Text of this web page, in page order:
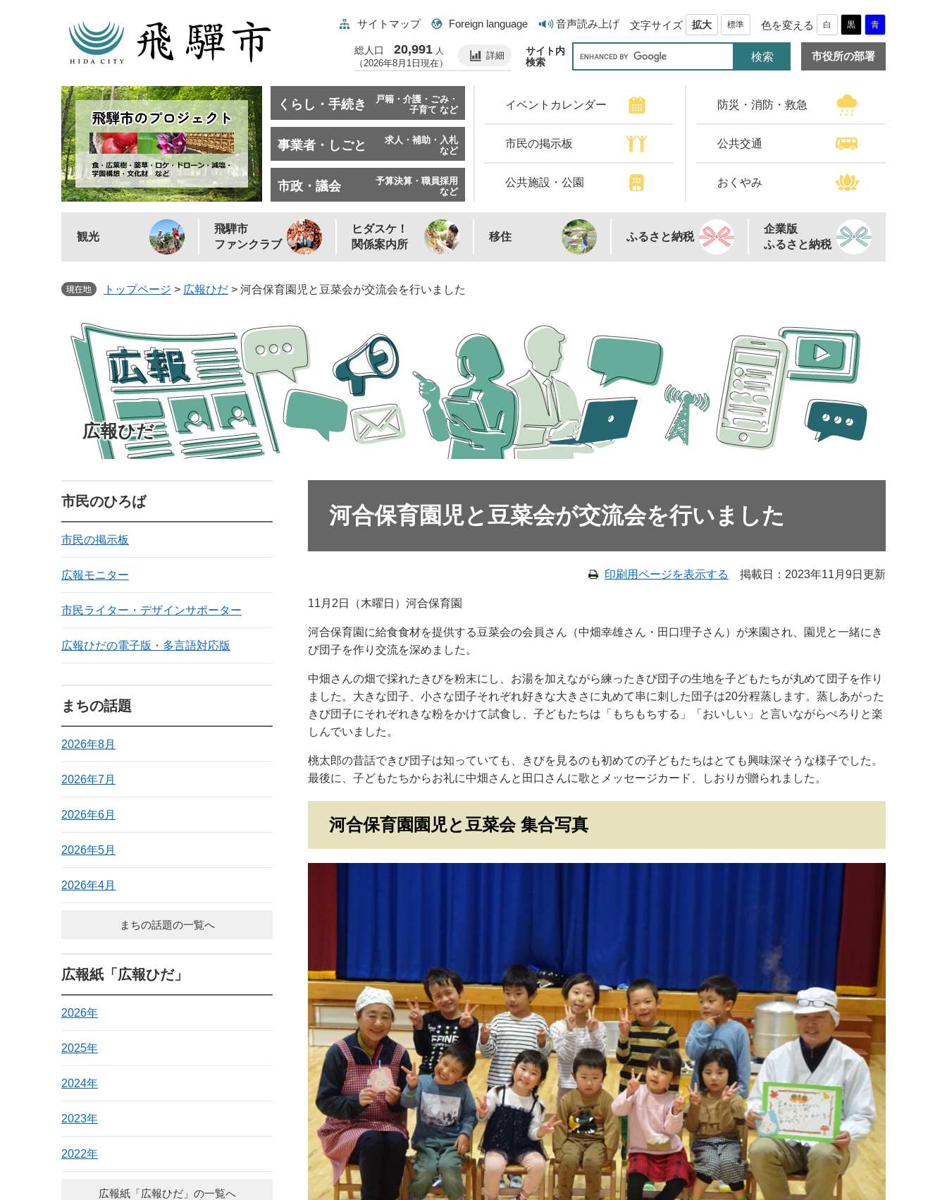
サイトマップ Foreign language 音声読み上げ 文字サイズ 拡大 標準 色を変える 白 黒 青
総人口 20,991 人
（2026年8月1日現在）
詳細
サイト内
検索
市役所の部署
くらし・手続き
戸籍・介護・ごみ・
子育て など
事業者・しごと
求人・補助・入札
など
市政・議会
予算決算・職員採用
など
イベントカレンダー 防災・消防・救急
市民の掲示板 公共交通
公共施設・公園 おくやみ
観光
飛騨市
ファンクラブ
ヒダスケ！
関係案内所
移住 ふるさと納税
企業版
ふるさと納税
トップページ > 広報ひだ > 河合保育園児と豆菜会が交流会を行いました
広報ひだ
市民のひろば
市民の掲示板
広報モニター
市民ライター・デザインサポーター
広報ひだの電子版・多言語対応版
まちの話題
2026年8月
2026年7月
2026年6月
2026年5月
2026年4月
まちの話題の一覧へ
広報紙「広報ひだ」
2026年
2025年
2024年
2023年
2022年
広報紙「広報ひだ」の一覧へ
河合保育園児と豆菜会が交流会を行いました
印刷用ページを表示する 掲載日：2023年11月9日更新
11月2日（木曜日）河合保育園
河合保育園に給食食材を提供する豆菜会の会員さん（中畑幸雄さん・田口理子さん）が来園され、園児と一緒にき
び団子を作り交流を深めました。
中畑さんの畑で採れたきびを粉末にし、お湯を加えながら練ったきび団子の生地を子どもたちが丸めて団子を作り
ました。大きな団子、小さな団子それぞれ好きな大きさに丸めて串に刺した団子は20分程蒸します。蒸しあがった
きび団子にそれぞれきな粉をかけて試食し、子どもたちは「もちもちする」「おいしい」と言いながらぺろりと楽
しんでいました。
桃太郎の昔話できび団子は知っていても、きびを見るのも初めての子どもたちはとても興味深そうな様子でした。
最後に、子どもたちからお礼に中畑さんと田口さんに歌とメッセージカード、しおりが贈られました。
河合保育園園児と豆菜会 集合写真